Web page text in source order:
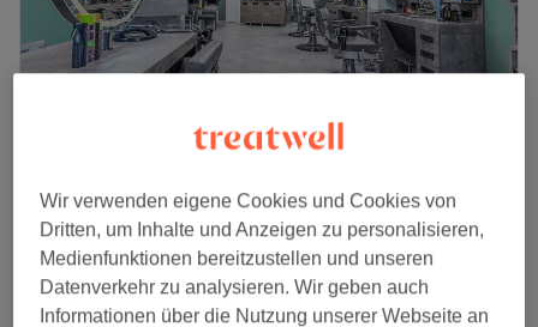
Sei Schön (Friedrichshain)
4,8
1805 Bewertungen
Friedrichshain, Berlin
Auf Karte anzeigen
Augenbrauen färben
10 Min.
Wir verwenden eigene Cookies und Cookies von
Dritten, um Inhalte und Anzeigen zu personalisieren,
Medienfunktionen bereitzustellen und unseren
Datenverkehr zu analysieren. Wir geben auch
Informationen über die Nutzung unserer Webseite an